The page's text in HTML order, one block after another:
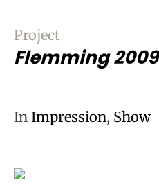
Project
Flemming 2009
In Impression, Show